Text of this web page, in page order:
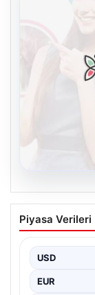
Sertifikalı
Sanal
birçok…
Piyasa Verileri
USD
EUR